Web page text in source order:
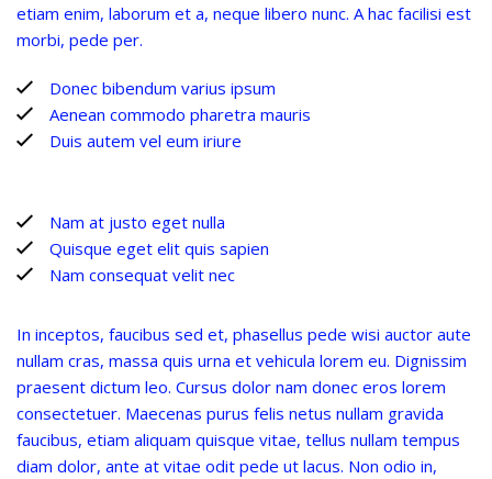
etiam enim, laborum et a, neque libero nunc. A hac facilisi est
morbi, pede per.
Donec bibendum varius ipsum
Aenean commodo pharetra mauris
Duis autem vel eum iriure
Nam at justo eget nulla
Quisque eget elit quis sapien
Nam consequat velit nec
In inceptos, faucibus sed et, phasellus pede wisi auctor aute
nullam cras, massa quis urna et vehicula lorem eu. Dignissim
praesent dictum leo. Cursus dolor nam donec eros lorem
consectetuer. Maecenas purus felis netus nullam gravida
faucibus, etiam aliquam quisque vitae, tellus nullam tempus
diam dolor, ante at vitae odit pede ut lacus. Non odio in,